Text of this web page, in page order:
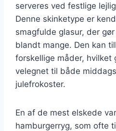
serveres ved festlige
Denne skinketype er
smagfulde glasur, der
blandt mange. Den kan
forskellige måder, hvilket
velegnet til både
julefrokoster.
En af de mest elskede
hamburgerryg, som ofte